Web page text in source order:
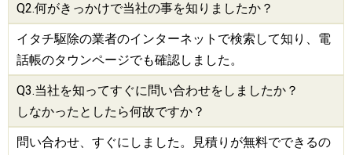
Q2.何がきっかけで当社の事を知りましたか？
イタチ駆除の業者のインターネットで検索して知り、電
話帳のタウンページでも確認しました。
Q3.当社を知ってすぐに問い合わせをしましたか？
しなかったとしたら何故ですか？
問い合わせ、すぐにしました。見積りが無料でできるの